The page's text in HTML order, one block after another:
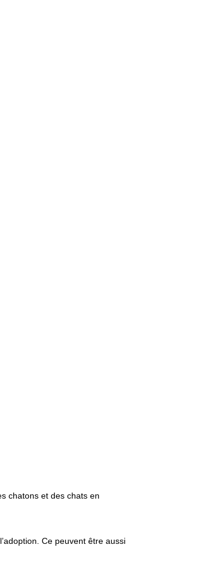
chatons et des chats en
Ce peuvent être aussi